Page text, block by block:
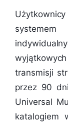
transmisji
przez 90
Universal
katalogiem